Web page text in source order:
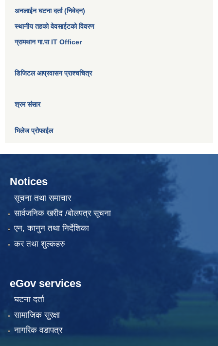
अनलाईन घटना दर्ता (निवेदन)
स्थानीय तहको वेवसाईटको विवरण
ग्रामथान गा.पा IT Officer
डिजिटल आप्रवासन प्राश्चचित्र
श्रम संसार
भिलेज प्रोफाईल
Notices
सूचना तथा समाचार
सार्वजनिक खरीद /बोलपत्र सूचना
एन, कानुन तथा निर्देशिका
कर तथा शुल्कहरु
eGov services
घटना दर्ता
सामाजिक सुरक्षा
नागरिक वडापत्र